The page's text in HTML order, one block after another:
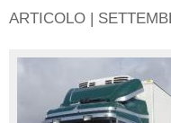
ARTICOLO |